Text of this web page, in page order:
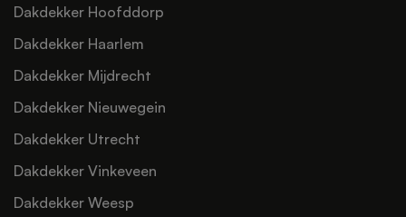
Dakdekker Hoofddorp
Dakdekker Haarlem
Dakdekker Mijdrecht
Dakdekker Nieuwegein
Dakdekker Utrecht
Dakdekker Vinkeveen
Dakdekker Weesp